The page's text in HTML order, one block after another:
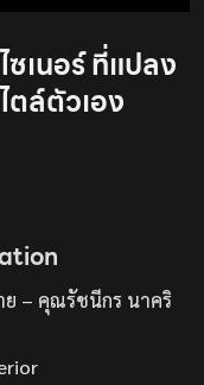
ซเนอร์ ที่แปลง
ตล์ตัวเอง
ย – คุณรัชนีกร นาคริ